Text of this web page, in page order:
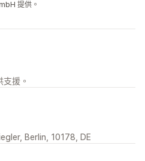
提供。
援。
Berlin, 10178, DE